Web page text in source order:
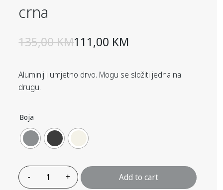
crna
135,00KM111,00 KM
Aluminij i umjetno drvo. Mogu se složiti jedna na
drugu.
Boja
Add to cart